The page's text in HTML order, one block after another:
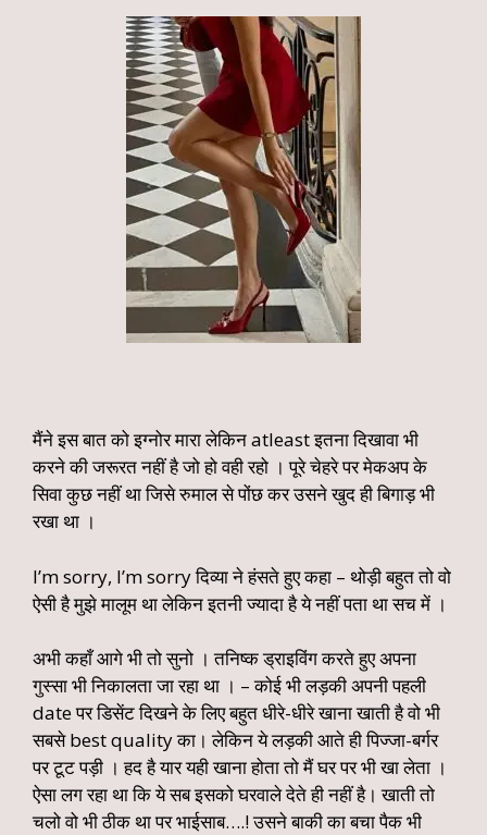
मैंने इस बात को इग्नोर मारा लेकिन atleast इतना दिखावा भी
करने की जरूरत नहीं है जो हो वही रहो । पूरे चेहरे पर मेकअप के
सिवा कुछ नहीं था जिसे रुमाल से पोंछ कर उसने खुद ही बिगाड़ भी
रखा था ।
I’m sorry, I’m sorry दिव्या ने हंसते हुए कहा – थोड़ी बहुत तो वो
ऐसी है मुझे मालूम था लेकिन इतनी ज्यादा है ये नहीं पता था सच में ।
अभी कहाँ आगे भी तो सुनो । तनिष्क ड्राइविंग करते हुए अपना
गुस्सा भी निकालता जा रहा था । – कोई भी लड़की अपनी पहली
date पर डिसेंट दिखने के लिए बहुत धीरे-धीरे खाना खाती है वो भी
सबसे best quality का। लेकिन ये लड़की आते ही पिज्जा-बर्गर
पर टूट पड़ी । हद है यार यही खाना होता तो मैं घर पर भी खा लेता ।
ऐसा लग रहा था कि ये सब इसको घरवाले देते ही नहीं है। खाती तो
चलो वो भी ठीक था पर भाईसाब….! उसने बाकी का बचा पैक भी